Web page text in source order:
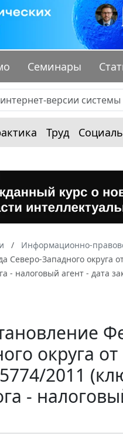
Семинары
Труд
Информационно-
Северо-Западного округа
- налоговый агент - дата
округа
2011
-